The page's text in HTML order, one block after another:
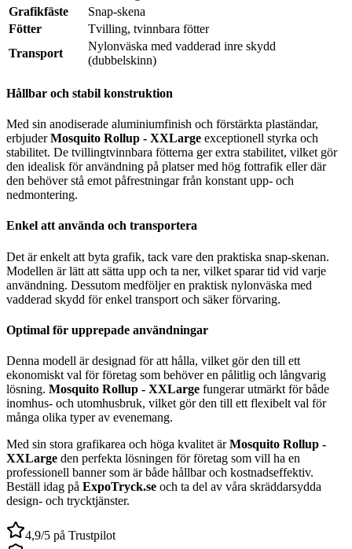
Grafikfäste
Snap-skena
Fötter
Tvilling, tvinnbara fötter
Transport
Nylonväska med vadderad inre skydd
(dubbelskinn)
Hållbar och stabil konstruktion
Med sin anodiserade aluminiumfinish och förstärkta plaständar,
erbjuderMosquito Rollup - XXLarge exceptionell styrka och
stabilitet. De tvillingtvinnbara fötterna ger extra stabilitet, vilket gör
den idealisk för användning på platser med hög fottrafik eller där
den behöver stå emot påfrestningar från konstant upp- och
nedmontering.
Enkel att använda och transportera
Det är enkelt att byta grafik, tack vare den praktiska snap-skenan.
Modellen är lätt att sätta upp och ta ner, vilket sparar tid vid varje
användning. Dessutom medföljer en praktisk nylonväska med
vadderad skydd för enkel transport och säker förvaring.
Optimal för upprepade användningar
Denna modell är designad för att hålla, vilket gör den till ett
ekonomiskt val för företag som behöver en pålitlig och långvarig
lösning. Mosquito Rollup - XXLarge fungerar utmärkt för både
inomhus- och utomhusbruk, vilket gör den till ett flexibelt val för
många olika typer av evenemang.
Med sin stora grafikarea och höga kvalitet ärMosquito Rollup -
XXLarge den perfekta lösningen för företag som vill ha en
professionell banner som är både hållbar och kostnadseffektiv.
Beställ idag på ExpoTryck.se och ta del av våra skräddarsydda
design- och trycktjänster.
4,9/5 på Trustpilot